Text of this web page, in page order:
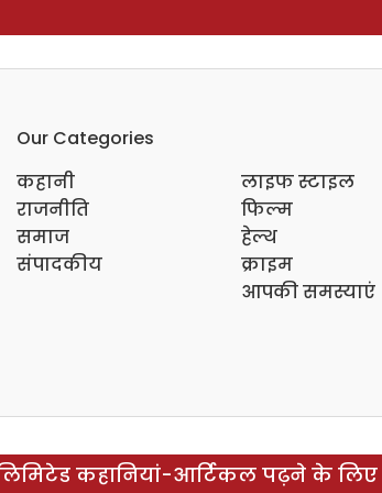
Our Categories
कहानी
राजनीति
समाज
संपादकीय
लाइफ स्टाइल
फिल्म
हेल्थ
क्राइम
आपकी समस्याएं
कहानियां-आर्टिकल पढ़ने के लिए